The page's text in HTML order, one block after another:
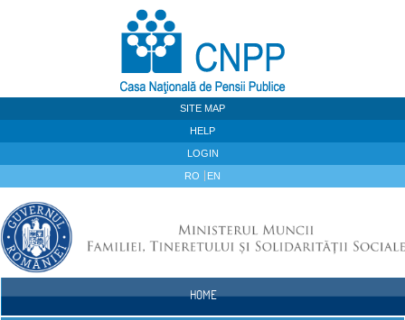
SITE MAP
HELP
LOGIN
RO EN
HOME